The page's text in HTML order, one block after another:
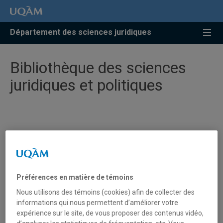
Accéder
recherche
Accéder
menu
pricipal
Accéder
zone
Département des sciences juridiques
Bibliothèque des sciences
juridiques et politiques
Bibliothèque des sciences juridiques
et politiques
bibliothèque des sciences juridiques et politiques de
l’UQAM est située au deuxième étage de la Bibliothèque
Préférences en matière de témoins
Nous utilisons des témoins (cookies) afin de collecter des
informations qui nous permettent d’améliorer votre
expérience sur le site, de vous proposer des contenus vidéo,